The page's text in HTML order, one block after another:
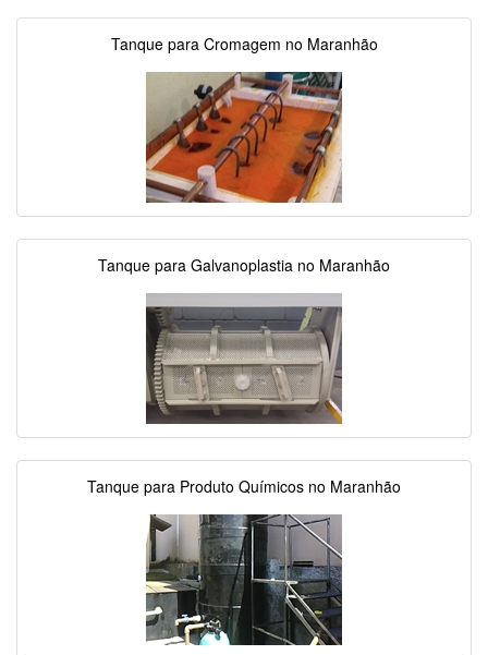
Tanque para Cromagem no Maranhão
Tanque para Galvanoplastia no Maranhão
Tanque para Produto Químicos no Maranhão